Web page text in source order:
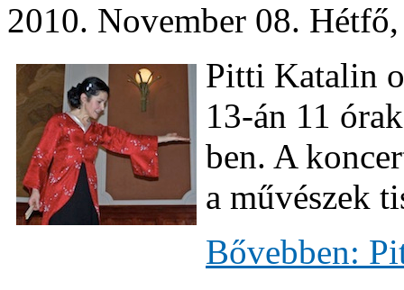
2010. November 08.
Pitti Katalin
13-án 11
ben. A
a művészek
Bővebben: